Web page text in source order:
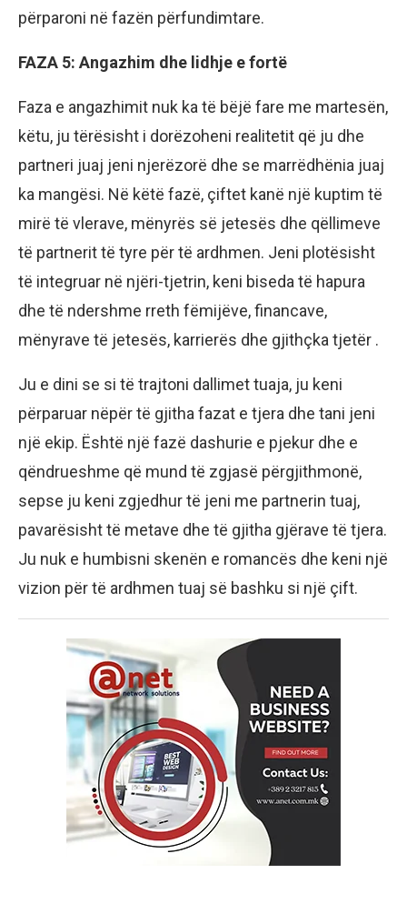
përparoni në fazën përfundimtare.
FAZA 5: Angazhim dhe lidhje e fortë
Faza e angazhimit nuk ka të bëjë fare me martesën,
këtu, ju tërësisht i dorëzoheni realitetit që ju dhe
partneri juaj jeni njerëzorë dhe se marrëdhënia juaj
ka mangësi. Në këtë fazë, çiftet kanë një kuptim të
mirë të vlerave, mënyrës së jetesës dhe qëllimeve
të partnerit të tyre për të ardhmen. Jeni plotësisht
të integruar në njëri-tjetrin, keni biseda të hapura
dhe të ndershme rreth fëmijëve, financave,
mënyrave të jetesës, karrierës dhe gjithçka tjetër .
Ju e dini se si të trajtoni dallimet tuaja, ju keni
përparuar nëpër të gjitha fazat e tjera dhe tani jeni
një ekip. Është një fazë dashurie e pjekur dhe e
qëndrueshme që mund të zgjasë përgjithmonë,
sepse ju keni zgjedhur të jeni me partnerin tuaj,
pavarësisht të metave dhe të gjitha gjërave të tjera.
Ju nuk e humbisni skenën e romancës dhe keni një
vizion për të ardhmen tuaj së bashku si një çift.